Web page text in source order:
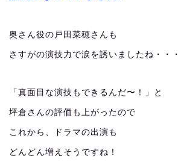
奥さん役の戸田菜穂さんも
さすがの演技力で涙を誘いましたね・・・
「真面目な演技もできるんだ〜！」と
坪倉さんの評価も上がったので
これから、ドラマの出演も
どんどん増えそうですね！